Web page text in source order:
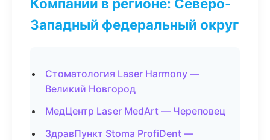
Компании в регионе: Северо-
Западный федеральный округ
Стоматология Laser Harmony —
Великий Новгород
МедЦентр Laser MedArt — Череповец
ЗдравПункт Stoma ProfiDent —